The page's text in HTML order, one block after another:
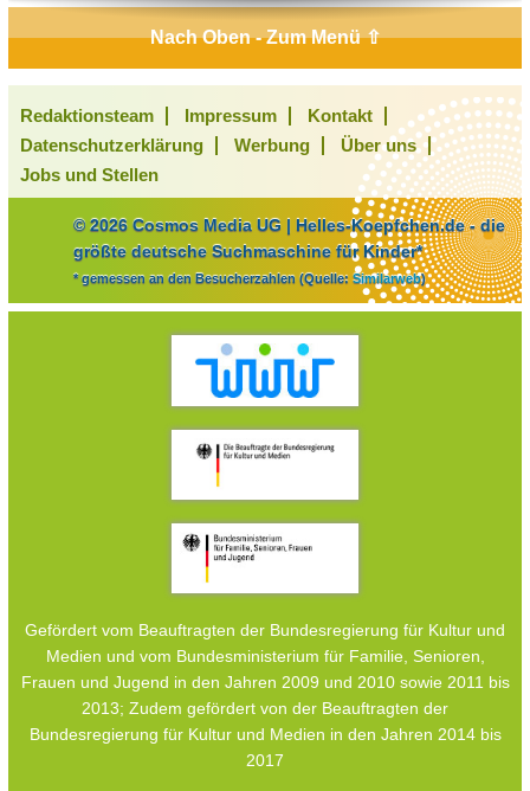
Nach Oben - Zum Menü ⇧
Redaktionsteam Impressum
Kontakt
Datenschutzerklärung
Werbung
Über uns
Jobs und Stellen
© 2026 Cosmos Media UG | Helles-Koepfchen.de - die
größte deutsche Suchmaschine für Kinder*
* gemessen an den Besucherzahlen (Quelle: Similarweb)
Gefördert vom Beauftragten der Bundesregierung für Kultur und
Medien und vom Bundesministerium für Familie, Senioren,
Frauen und Jugend in den Jahren 2009 und 2010 sowie 2011 bis
2013; Zudem gefördert von der Beauftragten der
Bundesregierung für Kultur und Medien in den Jahren 2014 bis
2017